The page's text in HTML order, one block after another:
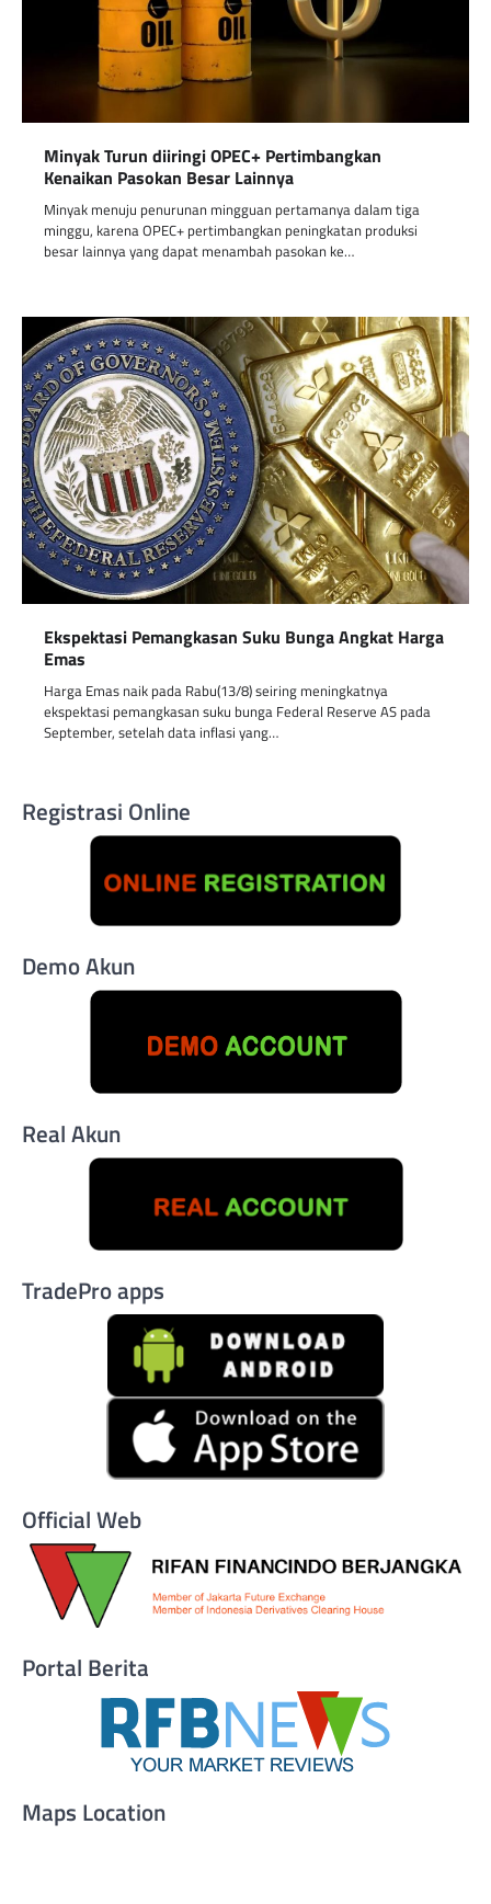
Minyak Turun diiringi OPEC+ Pertimbangkan
Kenaikan Pasokan Besar Lainnya
Minyak menuju penurunan mingguan pertamanya dalam tiga
minggu, karena OPEC+ pertimbangkan peningkatan produksi
besar lainnya yang dapat menambah pasokan ke…
Ekspektasi Pemangkasan Suku Bunga Angkat Harga
Emas
Harga Emas naik pada Rabu(13/8) seiring meningkatnya
ekspektasi pemangkasan suku bunga Federal Reserve AS pada
September, setelah data inflasi yang…
Registrasi Online
Demo Akun
Real Akun
TradePro apps
Official Web
Portal Berita
Maps Location